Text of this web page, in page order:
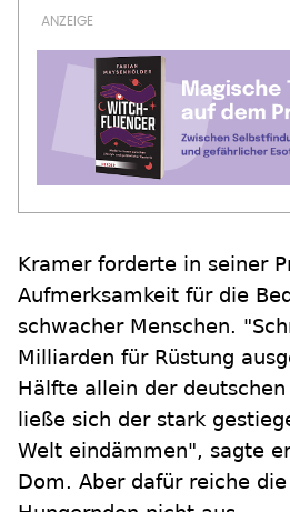
Kramer forderte in seiner
Aufmerksamkeit für die
schwacher Menschen.
Milliarden für Rüstung
Hälfte allein der deutschen
ließe sich der stark
Welt eindämmen", sagte
Dom. Aber dafür reiche